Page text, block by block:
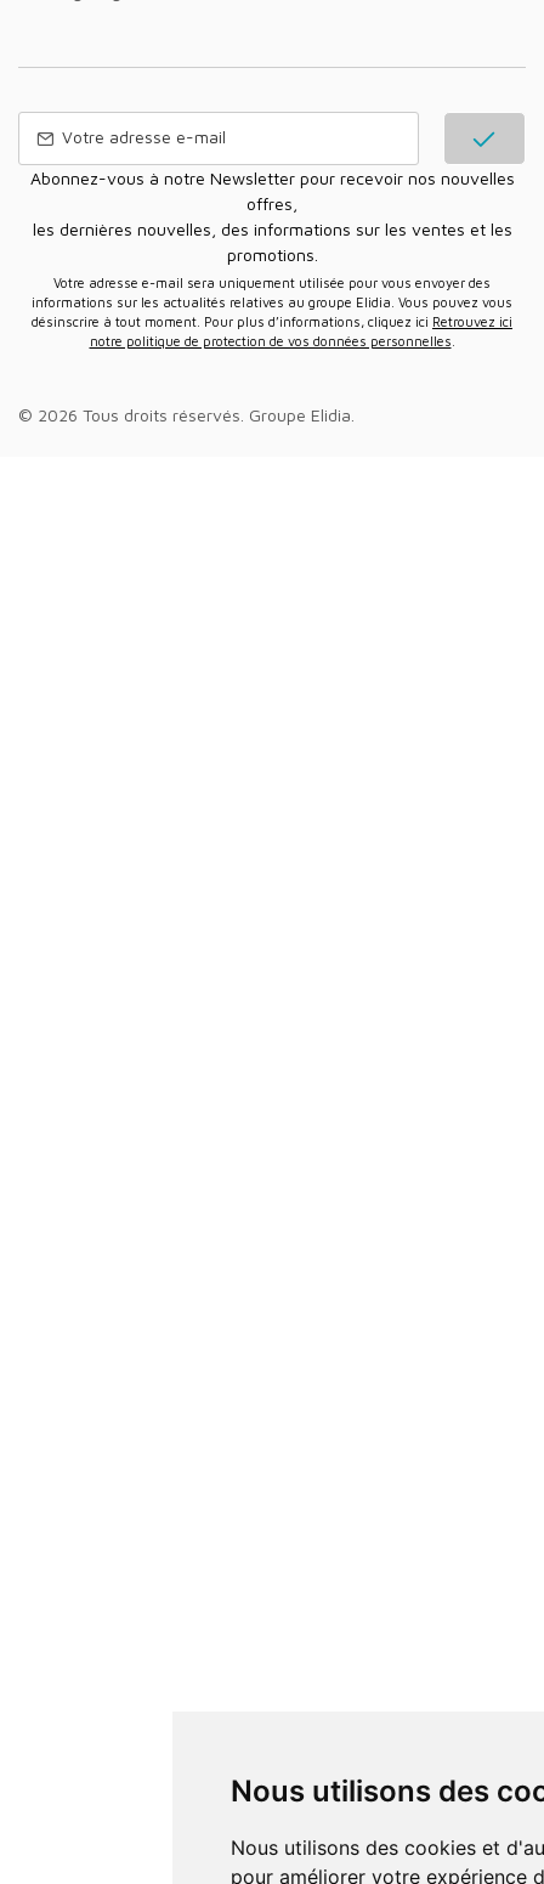
Nous utilisons des
Nous utilisons des cookies et d'autres technologies de suivi
pour améliorer votre expérience
Abonnez-vous à notre Newsletter pour recevoir nos nouvelles
offres,
les dernières nouvelles, des informations sur les ventes et les
promotions.
Votre adresse e-mail sera uniquement utilisée pour vous envoyer des
informations sur les actualités relatives au groupe Elidia. Vous pouvez vous
désinscrire à tout moment. Pour plus d’informations, cliquez ici Retrouvez ici
notre politique de protection de vos données personnelles
© 2026 Tous droits réservés. Groupe Elidia.